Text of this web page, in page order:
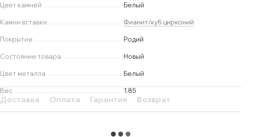
Цвет камней Белый
Камни вставки Фианит/куб.цирконий
Покрытие Родий
Состояние товара Новый
Цвет металла Белый
Вес 1.85
Доставка Оплата Гарантия Возврат